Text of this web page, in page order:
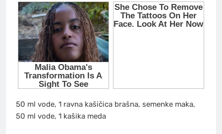
50 ml vode, 1 ravna kašičica brašna, semenke maka,
50 ml vode, 1 kašika meda